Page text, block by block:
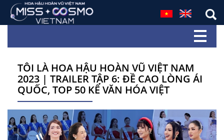
TÔI LÀ HOA HẬU HOÀN VŨ VIỆT NAM
2023 | TRAILER TẬP 6: ĐỀ CAO LÒNG ÁI
QUỐC, TOP 50 KỂ VĂN HÓA VIỆT